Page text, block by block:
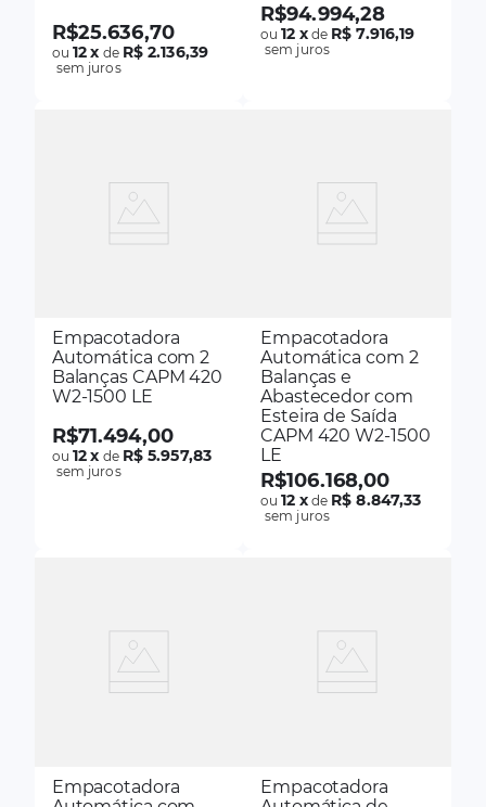
R$25.636,70
ou12x de R$ 2.136,39
sem juros
R$94.994,28
ou12 xde R$ 7.916,19
sem juros
Empacotadora
Automática com 2
Balanças CAPM 420
W2-1500 LE
R$71.494,00
ou12x de R$ 5.957,83
sem juros
Empacotadora
Automática com 2
Balanças e
Abastecedor com
Esteira de Saída
CAPM 420 W2-1500
LE
R$106.168,00
ou12 xde R$ 8.847,33
sem juros
Empacotadora
Empacotadora